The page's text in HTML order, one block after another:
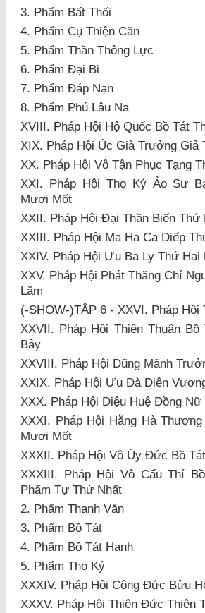
3. Phẩm Bất Thối
4. Phẩm Cụ Thiện Căn
5. Phẩm Thần Thông Lực
6. Phẩm Đại Bi
7. Phẩm Đáp Nạn
8. Phẩm Phú Lâu Na
XVIII. Pháp Hội Hộ Quốc Bồ Tát
XIX. Pháp Hội Úc Già Trưởng
XX. Pháp Hội Vô Tận Phục Tạng
XXI. Pháp Hội Thọ Ký Ảo Sư
Mươi Mốt
XXII. Pháp Hội Đại Thần Biến Thứ
XXIII. Pháp Hội Ma Ha Ca Diếp
XXIV. Pháp Hội Ưu Ba Ly Thứ
XXV. Pháp Hội Phát Thăng Chí
Lăm
(-SHOW-)TẬP 6 - XXVI. Pháp Hội
XXVII. Pháp Hội Thiện Thuận
Bảy
XXVIII. Pháp Hội Dũng Mãnh
XXIX. Pháp Hội Ưu Đà Diên
XXX. Pháp Hội Diệu Huệ Đồng
XXXI. Pháp Hội Hằng Hà
Mươi Mốt
XXXII. Pháp Hội Vô Úy Đức Bồ Tát
XXXIII. Pháp Hội Vô Cấu Thí
Phẩm Tự Thứ Nhất
2. Phẩm Thanh Văn
3. Phẩm Bồ Tát
4. Phẩm Bồ Tát Hạnh
5. Phẩm Thọ Ký
XXXIV. Pháp Hội Công Đức Bửu
XXXV. Pháp Hội Thiện Đức Thiên